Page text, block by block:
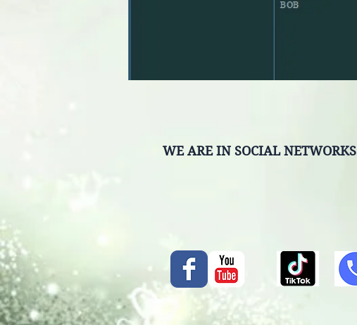
WE ARE IN SOCIAL NETWORKS